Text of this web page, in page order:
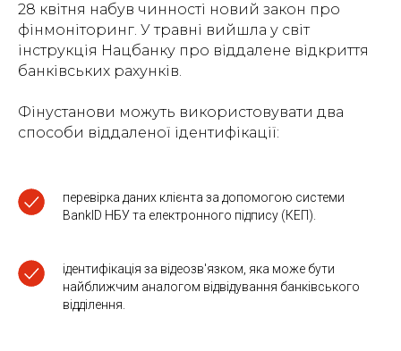
28 квітня набув чинності новий закон про
фінмоніторинг. У травні вийшла у світ
інструкція Нацбанку про віддалене відкриття
банківських рахунків.
Фінустанови можуть використовувати два
способи віддаленої ідентифікації:
перевірка даних клієнта за допомогою системи
BankID НБУ та електронного підпису (КЕП).
ідентифікація за відеозв'язком, яка може бути
найближчим аналогом відвідування банківського
відділення.